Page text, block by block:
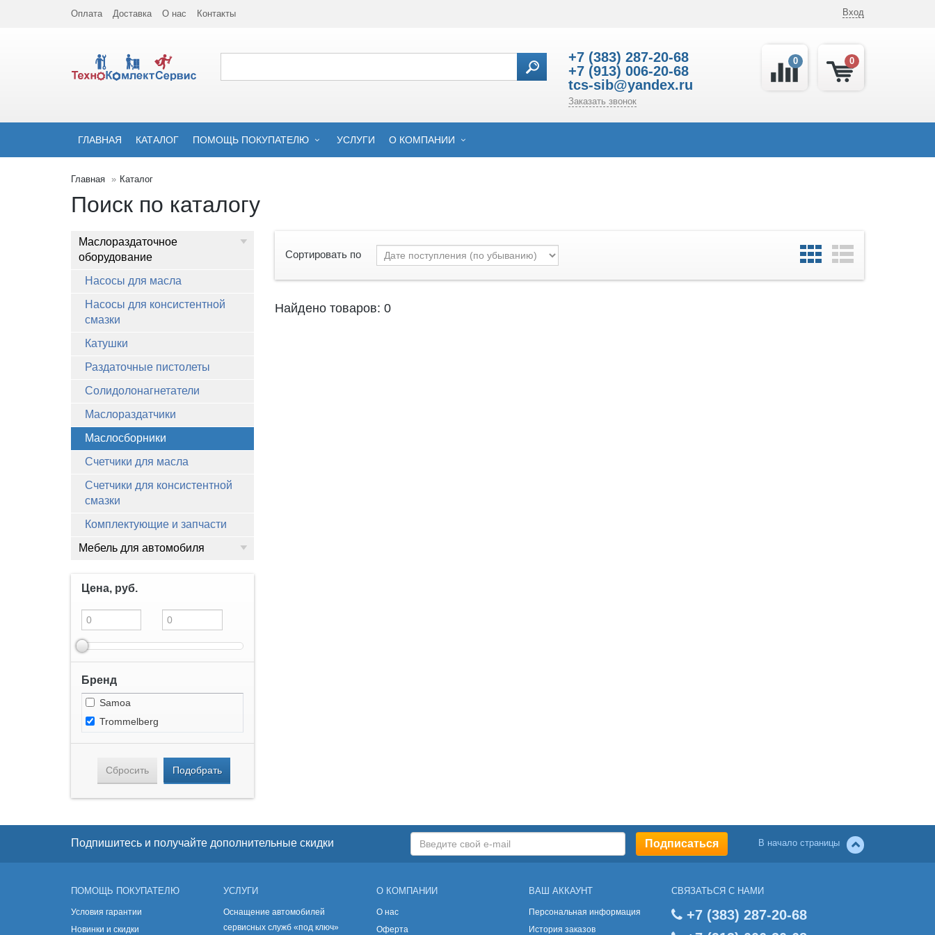
Оплата Доставка О нас Контакты Вход
+7 (383) 287-20-68
+7 (913) 006-20-68
tcs-sib@yandex.ru
Заказать звонок
0
0
ГЛАВНАЯ КАТАЛОГ ПОМОЩЬ ПОКУПАТЕЛЮ УСЛУГИ О КОМПАНИИ
Главная Каталог
Поиск по каталогу
Маслораздаточное
оборудование
Насосы для масла
Насосы для консистентной
смазки
Катушки
Раздаточные пистолеты
Солидолонагнетатели
Маслораздатчики
Маслосборники
Счетчики для масла
Счетчики для консистентной
смазки
Комплектующие и запчасти
Мебель для автомобиля
Цена, руб.
Бренд
Samoa
Trommelberg
Сбросить Подобрать
Сортировать по
Найдено товаров: 0
Подпишитесь и получайте дополнительные скидки В начало страницы
ПОМОЩЬ ПОКУПАТЕЛЮ
Условия гарантии
Новинки и скидки
УСЛУГИ
Оснащение автомобилей
сервисных служб «под ключ»
О КОМПАНИИ
О нас
Оферта
ВАШ АККАУНТ
Персональная информация
История заказов
СВЯЗАТЬСЯ С НАМИ
+7 (383) 287-20-68